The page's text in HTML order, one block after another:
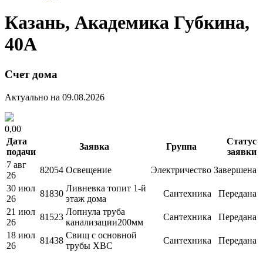
Казань, Академика Губкина,
40А
Счет дома
Актуально на 09.08.2026
0,00
Дата
подачи
Заявка Группа
Статус
заявки
7 авг
26
82054 Освещение Электричество Завершена
30 июл
26
81830
Ливневка топит 1-й
этаж дома
Сантехника
Передана
21 июл
26
81523
Лопнула труба
канализации200мм
Сантехника
Передана
18 июл
26
81438
Свищ с основной
трубы ХВС
Сантехника
Передана